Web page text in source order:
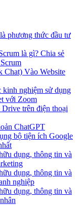
phương thức đầu tư
là gì? Chia sẻ
Chat) Vào Website
kinh nghiệm sử dụng
với Zoom
trên điện thoại
ChatGPT
bộ tiện ích Google
dụng, thông tin và
dụng, thông tin và
nghiệp
dụng, thông tin và